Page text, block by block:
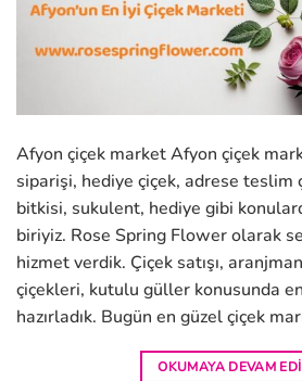
Afyon çiçek market Afyon çiçek
siparişi, hediye çiçek, adrese teslim
bitkisi, sukulent, hediye gibi
biriyiz. Rose Spring Flower olarak
hizmet verdik. Çiçek satışı,
çiçekleri, kutulu güller konusunda
hazırladık. Bugün en güzel çiçek
OKUMAYA DEVAM